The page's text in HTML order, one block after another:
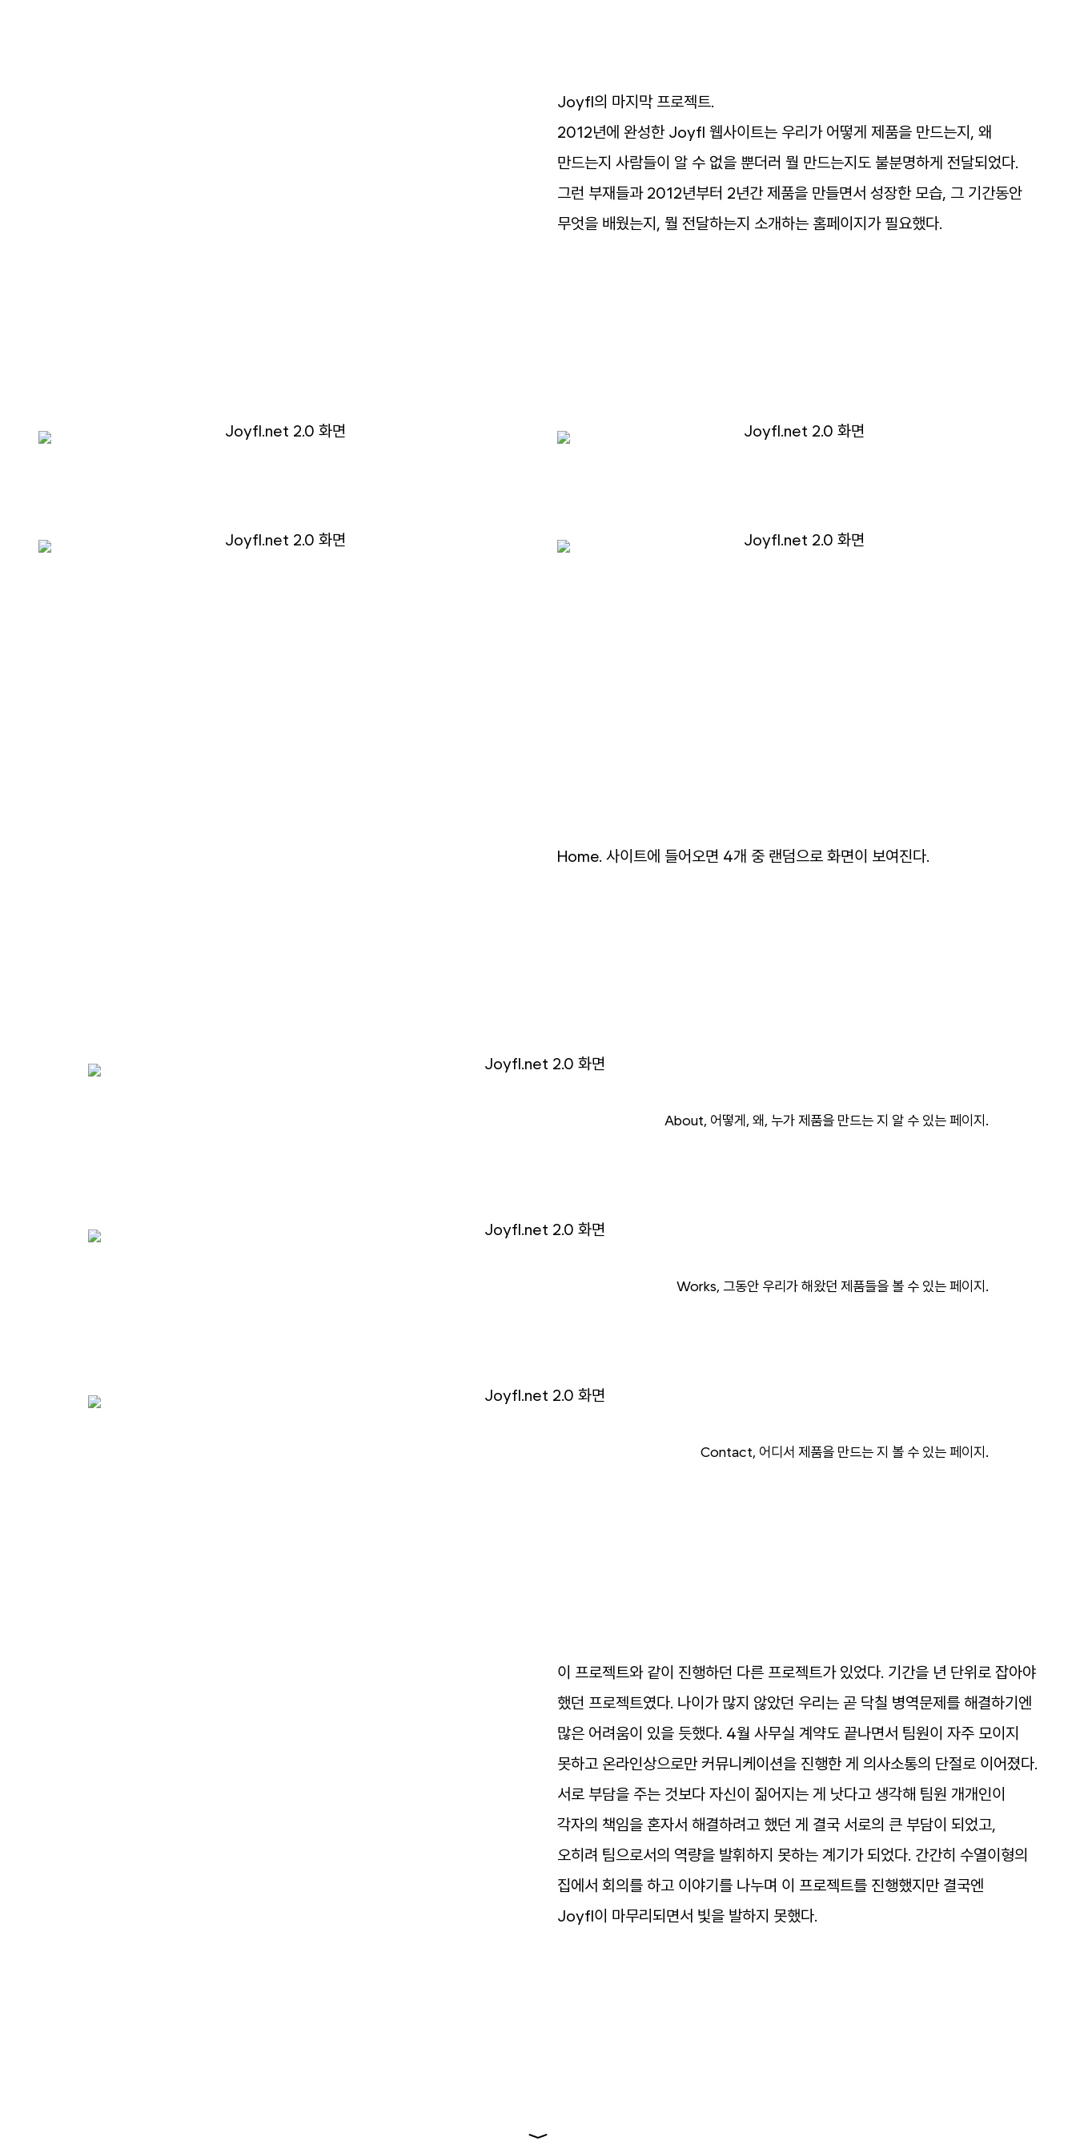
아카이브
바로가기
방명록
Joyfl의 마지막 프로젝트.
2012년에 완성한 Joyfl 웹사이트는 우리가 어떻게 제품을 만드는지 , 왜
만드는지 사람들이 알 수 없을 뿐더러 뭘 만드는지도 불분명하게 전달되었다.
그런 부재들과 2012년부터 2년간 제품을 만들면서 성장한 모습, 그 기간동안
무엇을 배웠는지 , 뭘 전달하는지 소개하는 홈페이지가 필요했다.
Home. 사이트에 들어오면 4개 중 랜덤으로 화면이 보여진다.
About, 어떻게 , 왜, 누가 제품을 만드는 지 알 수 있는 페이지 .
Works, 그동안 우리가 해왔던 제품들을 볼 수 있는 페이지 .
Contact, 어디서 제품을 만드는 지 볼 수 있는 페이지 .
이 프로젝트와 같이 진행하던 다른 프로젝트가 있었다. 기간을 년 단위로 잡아야
했던 프로젝트였다. 나이가 많지 않았던 우리는 곧 닥칠 병역문제를 해결하기엔
많은 어려움이 있을 듯했다. 4월 사무실 계약도 끝나면서 팀원이 자주 모이지
못하고 온라인상으로만 커뮤니케이션을 진행한 게 의사소통의 단절로 이어졌다.
서로 부담을 주는 것보다 자신이 짊어지는 게 낫다고 생각해 팀원 개개인이
각자의 책임을 혼자서 해결하려고 했던 게 결국 서로의 큰 부담이 되었고,
오히려 팀으로서의 역량을 발휘하지 못하는 계기가 되었다. 간간히 수열이형의
집에서 회의를 하고 이야기를 나누며 이 프로젝트를 진행했지만 결국엔
Joyfl이 마무리되면서 빛을 발하지 못했다.